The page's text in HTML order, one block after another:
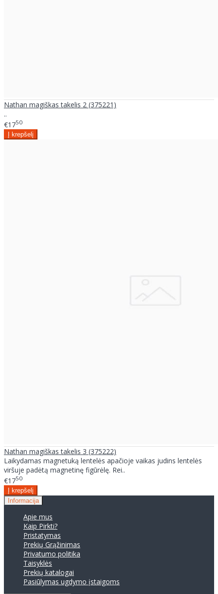
Nathan magiškas takelis 2 (375221)
..
€1750
Nathan magiškas takelis 3 (375222)
Laikydamas magnetuką lentelės apačioje vaikas judins lentelės
viršuje padėtą magnetinę figūrėlę. Rei..
€1750
Informacija
Apie mus
Kaip Pirkti?
Pristatymas
Prekių Grąžinimas
Privatumo politika
Taisyklės
Prekių katalogai
Pasiūlymas ugdymo įstaigoms